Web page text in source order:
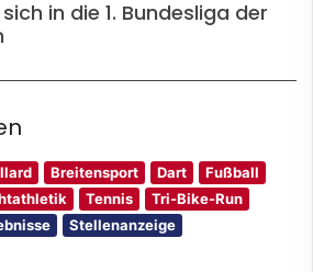
in die 1. Bundesliga der
Breitensport Dart
Fußball
Tennis
Tri-Bike-Run
Stellenanzeige